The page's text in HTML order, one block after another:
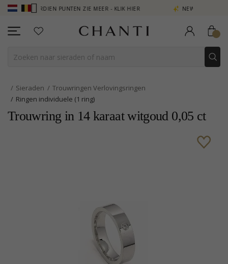
PUNTEN ZIE MEER - KLIK HIER NEW COLLECTION | AURA
Sieraden
Trouwringen Verlovingsringen
Ringen individuele (1 ring)
Trouwring in 14 karaat witgoud 0,05 ct